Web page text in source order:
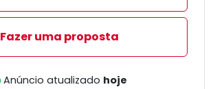
Fazer uma proposta
Anúncio atualizado hoje